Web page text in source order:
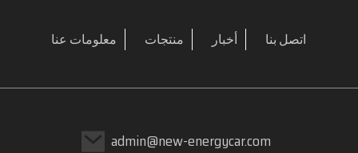
معلومات عنا منتجات أخبار اتصل بنا
admin@new-energycar.com